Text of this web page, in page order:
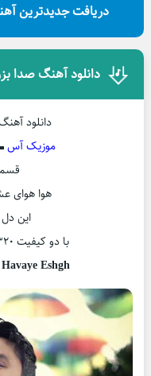
دریافت جدیدترین
دانلود آهنگ صدا
دانلود
موزیک آس
هوا هوای
این
با دو کیفیت ۳۲۰ و ۱۲۸ اکنون در موزیک آس
Eshgh